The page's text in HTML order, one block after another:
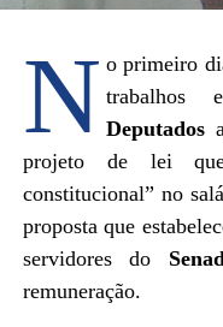
condenação na
Júlio César Cardoso
Servidor federal
Balneário Camboriú-SC
N o primeiro
Deputados
projeto de lei que
constitucional” no
proposta que
servidores do
remuneração.